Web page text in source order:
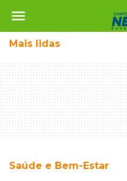
menu
Mais lidas
Saúde e Bem-Estar